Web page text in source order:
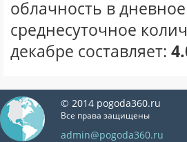
облачность в
среднесуточное
декабре составляет:
© 2014 pogoda360.ru
Все права защищены
admin@pogoda360.ru